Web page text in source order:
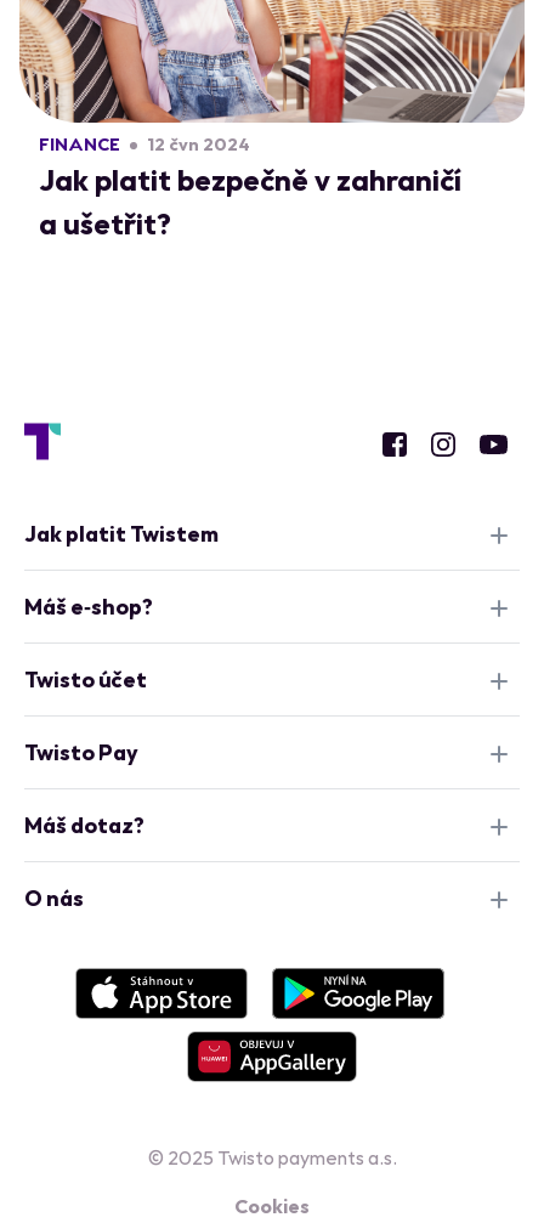
FINANCE 12 čvn 2024
Jak platit bezpečně v zahraničí
a ušetřit?
Jak platit Twistem
Máš e‑shop?
Twisto účet
Twisto Pay
Máš dotaz?
O nás
© 2025 Twisto payments a.s.
Cookies